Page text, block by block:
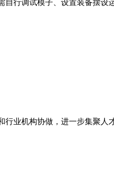
行调试模子、设置装备摆
业机构协做，进一步集聚